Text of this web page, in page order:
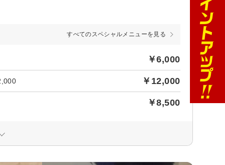
すべてのスペシャルメニューを見る
￥6,000
￥12,000
￥8,500